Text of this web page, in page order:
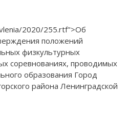
2020/255.rtf">Об
положений
физкультурных
соревнованиях, проводимых
образования Город
района Ленинградской